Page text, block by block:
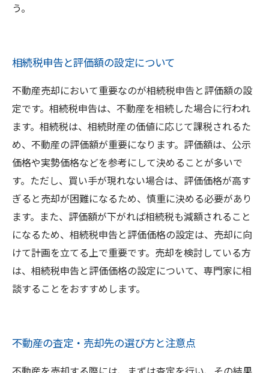
う。
相続税申告と評価額の設定について
不動産売却において重要なのが相続税申告と評価額の設
定です。相続税申告は、不動産を相続した場合に行われ
ます。相続税は、相続財産の価値に応じて課税されるた
め、不動産の評価額が重要になります。評価額は、公示
価格や実勢価格などを参考にして決めることが多いで
す。ただし、買い手が現れない場合は、評価価格が高す
ぎると売却が困難になるため、慎重に決める必要があり
ます。また、評価額が下がれば相続税も減額されること
になるため、相続税申告と評価価格の設定は、売却に向
けて計画を立てる上で重要です。売却を検討している方
は、相続税申告と評価価格の設定について、専門家に相
談することをおすすめします。
不動産の査定・売却先の選び方と注意点